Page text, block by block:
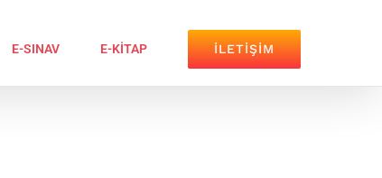
E-SINAV E-KİTAP İLETİŞİM